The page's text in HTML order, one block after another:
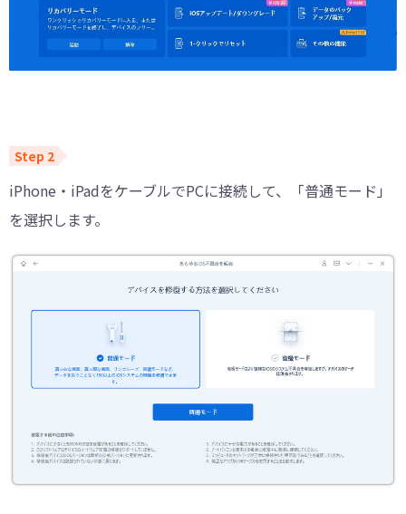
iPhone・iPadをケーブルでPCに接続して、「普通モード」
を選択します。